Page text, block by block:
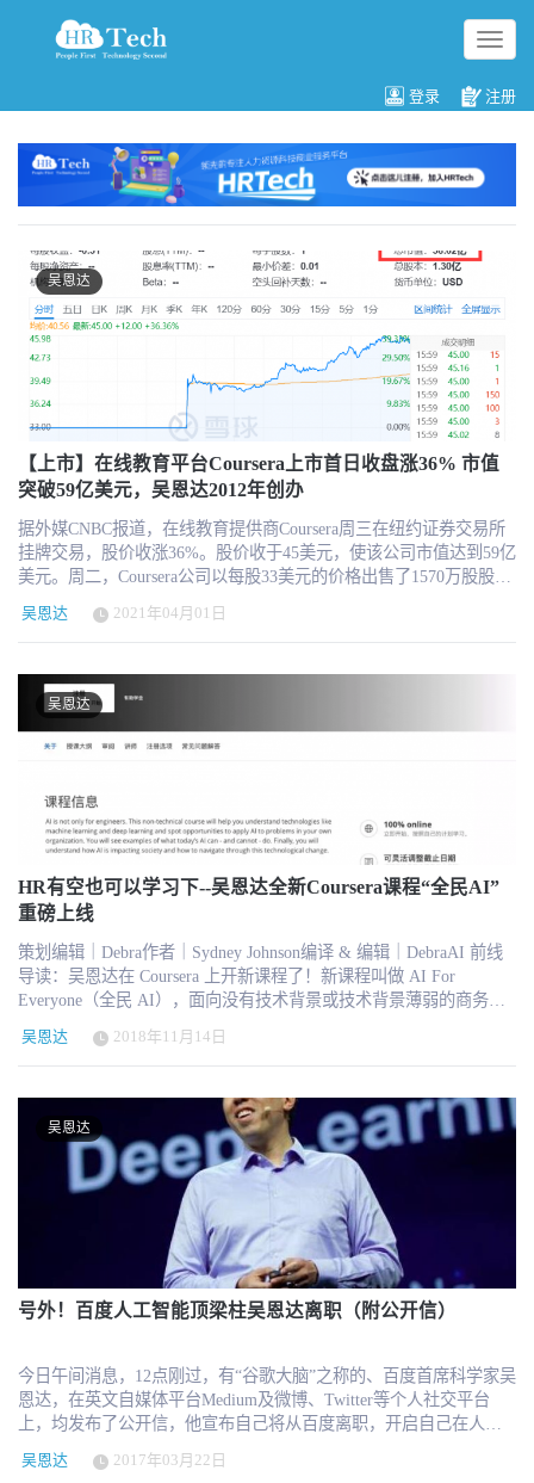
切
换
航
登录 注册
吴恩达
【上市】在线教育平台Coursera上市首日收盘涨36% 市值
突破59亿美元，吴恩达2012年创办
据外媒CNBC报道，在线教育提供商Coursera周三在纽约证券交易所
挂牌交易，股价收涨36%。股价收于45美元，使该公司市值达到59亿
美元。周二，Coursera公司以每股33美元的价格出售了1570万股股
份。这是其最初推介价格区间每股30-33美元目标区间的上限。通过
首次公开募股(IPO)筹集了5.19亿美元。根据PitchBook的数据，
Coursera上一次在私人市场的估值为36亿美元。 这家总部位于加州山
景城的公司由前斯坦福大学计算机科学教授Daphne Koller和吴恩达
（Andrew Ng）于2012年创立，为个人提供访问顶级大学的在线课程
和学位的机会，这项业务在整个Covid-19大流行期间蓬勃发展。
Coursera去年的收入猛增59%，达到2.93亿美元。不过，Coursera的净
示，过去两年为学生新增了1.2万多个学位。2020年注册用户总数同
比增长65%。 “（当）我们在2012年与Andrew和Daphne一起开始的时
候，它有点像B2C--把一些课程放在上面，看看来自世界各地的人想
来......。从那时起，有7700万个人来到Coursera.org；其中在大流行
期间有3000万，”首席执行官Jeff Maggioncalda周三早上在股票开始交
易之前在CNBC的 "Squawk Alley "上说。 2008年，吴恩达在美国斯
项目，这个项目把斯坦福的许多课程放到网上，供免费学习，其中
就包含Andrew Ng的课程，如机器学习等。 随后，吴恩达和Daphne
Koller2012共同创办了在线教育公司 Coursera，旨在同世界顶尖大学
合作，在线提供免费的网络公开课程。 Coursera在2019年、2020年营
Financial Engines工作了18年，该公司是他在2010年创立并上市的投
资咨询公司，8年后与爱德曼金融服务公司合并。“这种机构学习，
人们在工作中学习，甚至在工作中获得完全认可的学士和硕士学
位......我们认为这才是未来真正的样子，”Maggioncalda说。 根据该
公司的IPO招股书，截至2020年12月31日，超过150所大学通过
Coursera平台提供了多达4000多门课程，其中有二十多个学位课程。
通过Coursera完成的学士或硕士学位的费用从9000美元到45000美元
不等。该公司还提供各种教育证书和专业技能课程，价格从低至9.99
美元到99美元不等。 在疫情期间，Coursera还与70个国家、美国30个
州和一些城市的330多个政府机构合作，作为Coursera劳动力复苏计
的公司提供的数千门商业、技术和数据科学技能课程。 “我们认为教
育是大多数人的终身机会和终身义务，”Maggioncalda说。“发生在一
个又一个行业的事情现在正发生在教育上。技术可以降低成本，并
增加获取和负担能力，而这正是我们看到Coursera上的学位所发生的
事情。” 摩根士丹利和高盛是Coursera此次发行的主承销商。该股交
吴恩达 2021年04月01日
吴恩达
HR有空也可以学习下--吴恩达全新Coursera课程“全民AI”
重磅上线
策划编辑｜Debra作者｜Sydney Johnson编译 & 编辑｜DebraAI 前线
导读：吴恩达在 Coursera 上开新课程了！新课程叫做 AI For
Everyone（全民 AI），面向没有技术背景或技术背景薄弱的商务高
管人群（不懂 AI 但感兴趣的普通人同样适用）。这门课程不会包含
任何复杂繁重的技术内容，吴恩达亲自操刀授课，专门针对没有 AI
经验的学习者，帮助他们更好地了解技术，或技术可能对其业务产
生影响的方式。更多干货内容请关注微信公众号“AI 前线”（ID：ai-
front）如今，人工智能已经得到广泛的应用，从产品推荐到自动驾
驶汽车、未来机器人，人工智能应用可以说包罗万象。通过对人工
智能的解读，吴恩达希望能够用最简单的方式，让每个普通人都能
了解 AI，这就是他开办新课程——AI for Everyone 的初衷。 这门在
线课程不会包含任何复杂繁重的技术内容，专门针对没有 AI 经验的
学习者，帮助他们更好地了解技术，或技术可能影响其业务的方
AI 团队并与之协作。 课程介绍：AI 不是工程师才能懂的东西。这
门非技术性课程将帮助你了解机器学习和深度学习等技术，以及如
社会，以及如何应对这场技术变革。 适用人群： 非技术商务领导，
帮助他们了解如何创建可持续的 AI 战略；对于机器学习工程师或数
据科学家，你可以把这门课程推荐给经你的经理、VP 或 CEO，让他
们了解你可以做（或做不到）什么。 开课时间：2019 年早期 费用：
吴恩达 2018年11月14日
吴恩达
号外！百度人工智能顶梁柱吴恩达离职（附公开信）
今日午间消息，12点刚过，有“谷歌大脑”之称的、百度首席科学家吴
恩达，在英文自媒体平台Medium及微博、Twitter等个人社交平台
上，均发布了公开信，他宣布自己将从百度离职，开启自己在人工
智能领域的新篇章。吴恩达是人工智能和机器学习领域国际上最权
威的学者之一。他于2014年5月加入百度，担任百度公司首席科学
吴恩达 2017年03月22日